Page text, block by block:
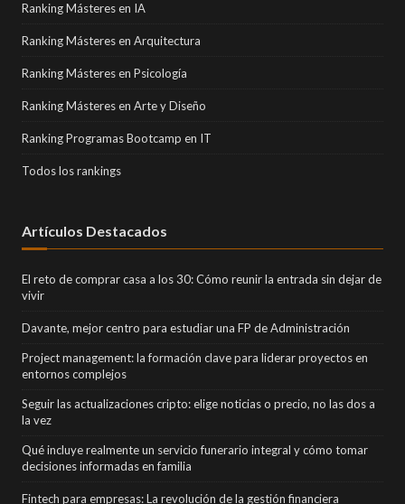
Ranking Másteres en IA
Ranking Másteres en Arquitectura
Ranking Másteres en Psicología
Ranking Másteres en Arte y Diseño
Ranking Programas Bootcamp en IT
Todos los rankings
Artículos Destacados
El reto de comprar casa a los 30: Cómo reunir la entrada sin dejar de
vivir
Davante, mejor centro para estudiar una FP de Administración
Project management: la formación clave para liderar proyectos en
entornos complejos
Seguir las actualizaciones cripto: elige noticias o precio, no las dos a
la vez
Qué incluye realmente un servicio funerario integral y cómo tomar
decisiones informadas en familia
Fintech para empresas: La revolución de la gestión financiera